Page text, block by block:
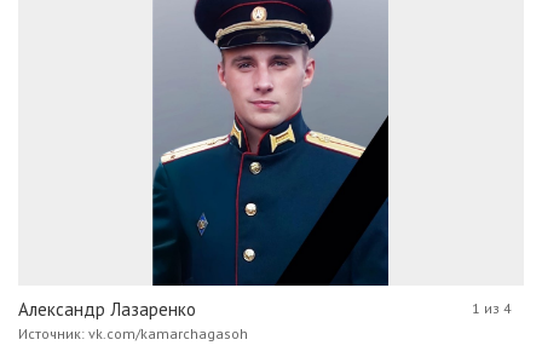
Александр Лазаренко
Источник: vk.com/kamarchagasoh
1 из 4